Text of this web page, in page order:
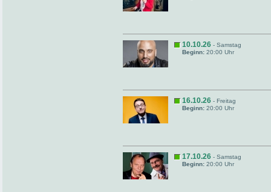
10.10.26 - Samstag
Beginn: 20:00 Uhr
16.10.26 - Freitag
Beginn: 20:00 Uhr
17.10.26 - Samstag
Beginn: 20:00 Uhr